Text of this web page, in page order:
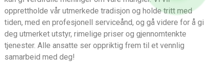
opprettholde vår utmerkede tradisjon og holde tritt med
tiden, med en profesjonell serviceånd, og gå videre for å gi
deg utmerket utstyr, rimelige priser og gjennomtenkte
tjenester. Alle ansatte ser oppriktig frem til et vennlig
samarbeid med deg!